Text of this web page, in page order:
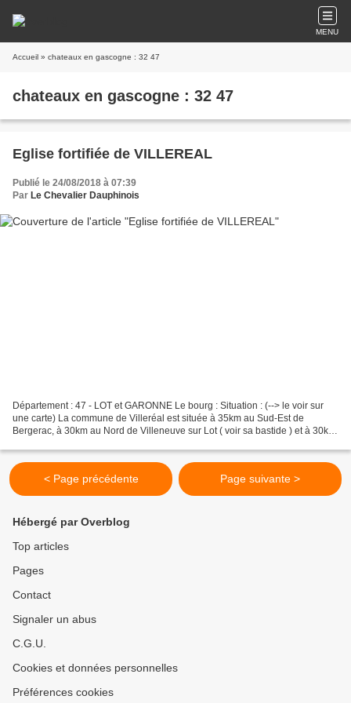
MENU
Accueil » chateaux en gascogne : 32 47
chateaux en gascogne : 32 47
Eglise fortifiée de VILLEREAL
Publié le 24/08/2018 à 07:39
Par Le Chevalier Dauphinois
Département : 47 - LOT et GARONNE Le bourg : Situation : (--> le voir sur
une carte) La commune de Villeréal est située à 35km au Sud-Est de
Bergerac, à 30km au Nord de Villeneuve sur Lot ( voir sa bastide ) et à 30km
< Page précédente Page suivante >
Hébergé par Overblog
Top articles
Pages
Contact
Signaler un abus
C.G.U.
Cookies et données personnelles
Préférences cookies